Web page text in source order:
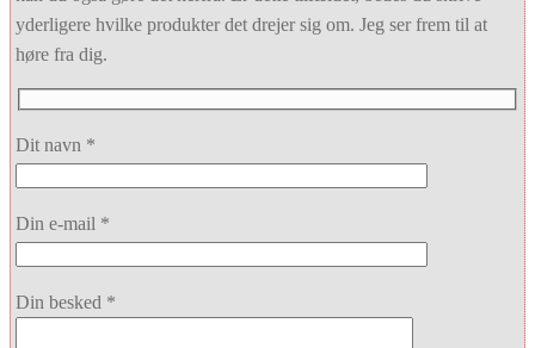
yderligere hvilke produkter det drejer sig om. Jeg ser frem til at
høre fra dig.
Dit navn *
Din e-mail *
Din besked *